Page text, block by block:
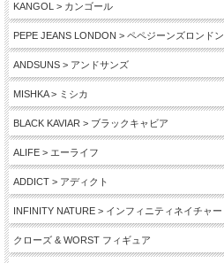
KANGOL > カンゴール
PEPE JEANS LONDON > ペペジーンズロンドン
ANDSUNS > アンドサンズ
MISHKA > ミシカ
BLACK KAVIAR > ブラックキャビア
ALIFE > エーライフ
ADDICT > アディクト
INFINITY NATURE > インフィニティネイチャー
クローズ & WORST フィギュア